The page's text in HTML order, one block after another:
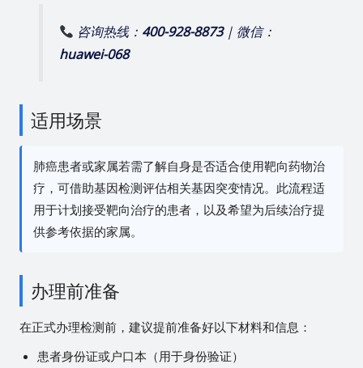
咨询热线： 400-928-8873| 微信：
huawei-068
适用场景
肺癌患者或家属若需了解自身是否适合使用靶向药物治
疗，可借助基因检测评估相关基因突变情况。此流程适
用于计划接受靶向治疗的患者，以及希望为后续治疗提
供参考依据的家属。
办理前准备
在正式办理检测前，建议提前准备好以下材料和信息：
患者身份证或户口本（用于身份验证）